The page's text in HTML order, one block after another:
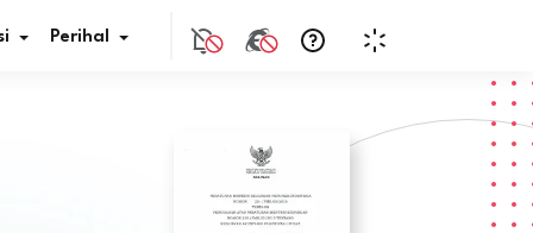
Perihal